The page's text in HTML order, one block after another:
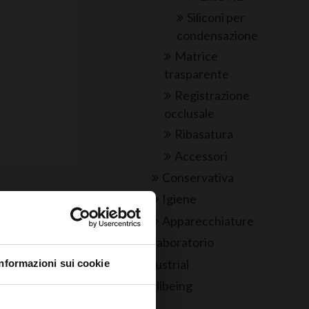
sui cookie
Siliconi per
condensazione
Matrice
trasparente
Registrazione
occlusale
Ribasatura
Accessori
Conservativa
Igiene
Apparecchiature
Laboratorio
Industrial
Wellbeing
sotto
e di